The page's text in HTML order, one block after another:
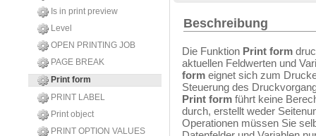
Is in print preview
Level
OPEN PRINTING JOB
PAGE BREAK
Print form
PRINT LABEL
Print object
PRINT OPTION VALUES
Beschreibung
Die Funktion Print form
aktuellen Feldwerten und
form eignet sich zum
Steuerung des
Print form führt keine
durch, erstellt weder
Operationen müssen Sie